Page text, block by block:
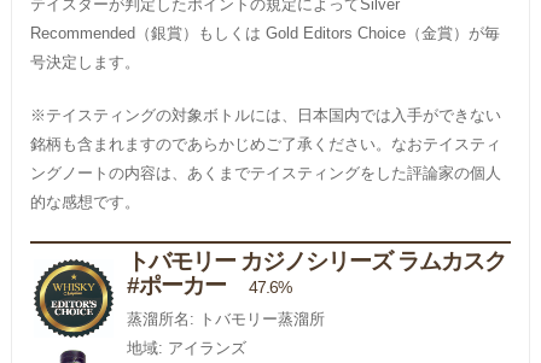
テイスターが判定したポイントの規定によってSilver
Recommended（銀賞）もしくは Gold Editors Choice（金賞）が毎
号決定します。
※テイスティングの対象ボトルには、日本国内では入手ができない
銘柄も含まれますのであらかじめご了承ください。なおテイスティ
ングノートの内容は、あくまでテイスティングをした評論家の個人
的な感想です。
トバモリー カジノシリーズ ラムカスク
#ポーカー
47.6%
蒸溜所名: トバモリー蒸溜所
地域: アイランズ